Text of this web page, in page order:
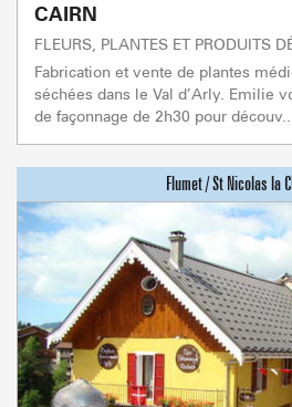
CAIRN
FLEURS, PLANTES ET PRODUITS
Fabrication et vente de plantes
séchées dans le Val d’Arly. Emilie
de façonnage de 2h30 pour découv...